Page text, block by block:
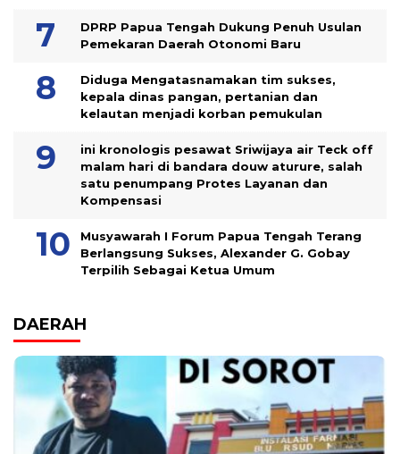
DPRP Papua Tengah Dukung Penuh Usulan
Pemekaran Daerah Otonomi Baru
Diduga Mengatasnamakan tim sukses,
kepala dinas pangan, pertanian dan
kelautan menjadi korban pemukulan
ini kronologis pesawat Sriwijaya air Teck off
malam hari di bandara douw aturure, salah
satu penumpang Protes Layanan dan
Kompensasi
Musyawarah I Forum Papua Tengah Terang
Berlangsung Sukses, Alexander G. Gobay
Terpilih Sebagai Ketua Umum
DAERAH